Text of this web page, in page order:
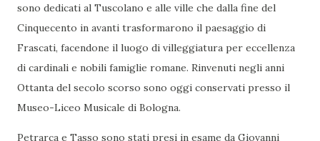
sono dedicati al Tuscolano e alle ville che dalla fine del
Cinquecento in avanti trasformarono il paesaggio di
Frascati, facendone il luogo di villeggiatura per eccellenza
di cardinali e nobili famiglie romane. Rinvenuti negli anni
Ottanta del secolo scorso sono oggi conservati presso il
Museo-Liceo Musicale di Bologna.
Petrarca e Tasso sono stati presi in esame da Giovanni